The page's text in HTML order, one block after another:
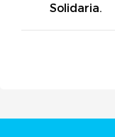
Solidaria.